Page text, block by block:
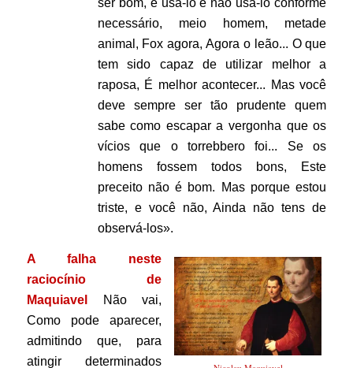
necessário, meio homem, metade
animal, Fox agora, Agora o leão... O que
tem sido capaz de utilizar melhor a
raposa, É melhor acontecer... Mas você
deve sempre ser tão prudente quem
sabe como escapar a vergonha que os
vícios que o torrebbero foi... Se os
homens fossem todos bons, Este
preceito não é bom. Mas porque estou
triste, e você não, Ainda não tens de
observá-los».
A falha neste
raciocínio de
Maquiavel
Não vai,
Como pode aparecer,
admitindo que, para
atingir determinados